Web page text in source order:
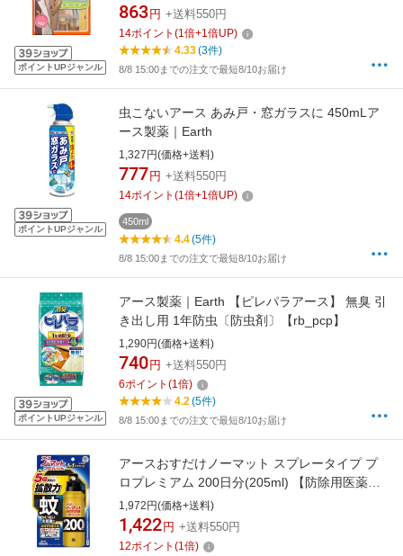
ポイントUPジャンル
863 円 +送料550円
14ポイント (1倍+1倍UP)
4.33(3件)
8/8 15:00までの注文で最短8/10お届け
ポイントUPジャンル
虫こないアース あみ戸・窓ガラスに 450mLア
ース製薬｜Earth
1,327円(価格+送料)
777 円 +送料550円
14ポイント (1倍+1倍UP)
450ml
4.4(5件)
8/8 15:00までの注文で最短8/10お届け
ポイントUPジャンル
アース製薬｜Earth 【ピレパラアース】 無臭 引
き出し用 1年防虫〔防虫剤〕【rb_pcp】
1,290円(価格+送料)
740 円 +送料550円
6ポイント (1倍)
4.2(5件)
8/8 15:00までの注文で最短8/10お届け
アースおすだけノーマット スプレータイプ プ
ロプレミアム 200日分(205ml) 【防除用医薬部
外品】アース製薬｜Earth
1,972円(価格+送料)
1,422 円 +送料550円
12ポイント (1倍)